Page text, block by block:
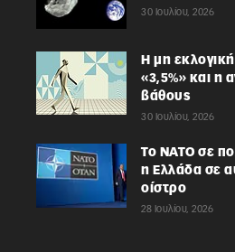
30 Ιουλίου, 2026
Η μη
«3,5%» και η
βάθους
30 Ιουλίου, 2026
Το ΝΑΤΟ σε
η Ελλάδα σε
οίστρο
28 Ιουλίου, 2026